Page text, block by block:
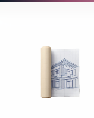
Перейти